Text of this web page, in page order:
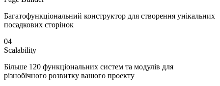
Багатофункціональний конструктор для створення унікальних
посадкових сторінок
04
Scalability
Більше 120 функціональних систем та модулів для
різнобічного розвитку вашого проекту